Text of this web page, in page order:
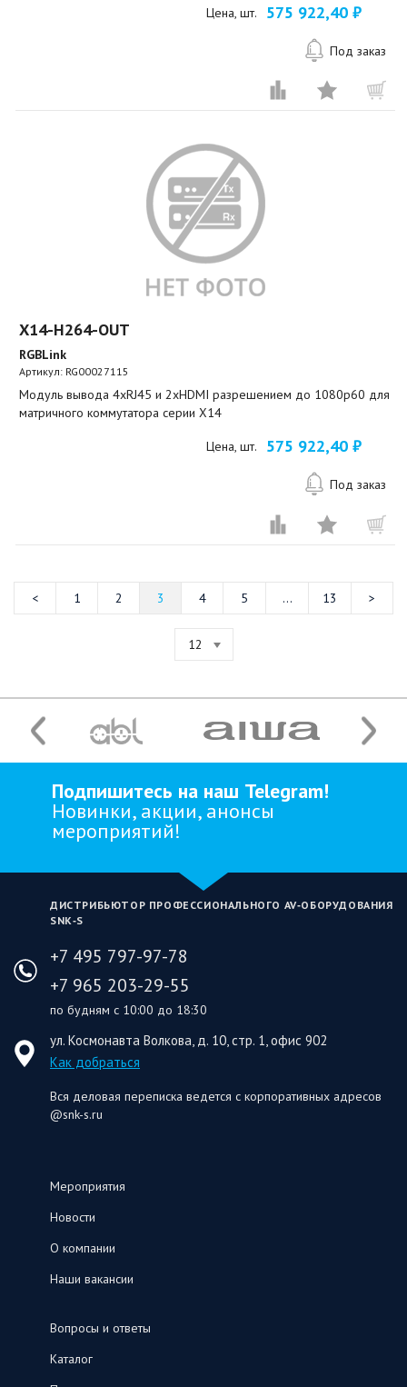
Цена, шт. 575 922,40 ₽
Под заказ
X14-H264-OUT
RGBLink
Артикул: RG00027115
Модуль вывода 4xRJ45 и 2xHDMI разрешением до 1080p60 для
матричного коммутатора серии X14
Цена, шт. 575 922,40 ₽
Под заказ
1 2 3 4 5 ... 13
12
Подпишитесь на наш Telegram!
Новинки, акции, анонсы
мероприятий!
ДИСТРИБЬЮТОР ПРОФЕССИОНАЛЬНОГО AV‑ОБОРУДОВАНИЯ
SNK‑S
+7 495 797-97-78
+7 965 203-29-55
по будням с 10:00 до 18:30
ул. Космонавта Волкова, д. 10, стр. 1, офис 902
Как добраться
Вся деловая переписка ведется с корпоративных адресов
@snk-s.ru
Мероприятия
Новости
О компании
Наши вакансии
Вопросы и ответы
Каталог